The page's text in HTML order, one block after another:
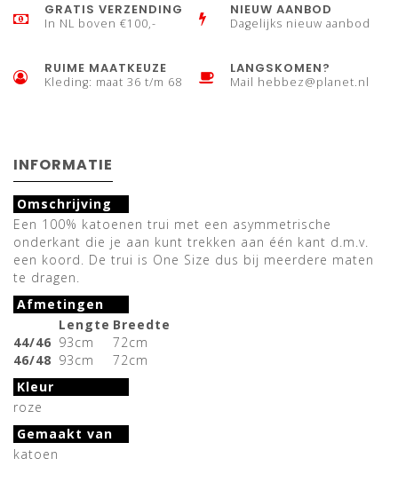
GRATIS VERZENDING
In NL boven €100,-
NIEUW AANBOD
Dagelijks nieuw aanbod
RUIME MAATKEUZE
Kleding: maat 36 t/m 68
LANGSKOMEN?
Mail hebbez@planet.nl
INFORMATIE
Omschrijving
Een 100% katoenen trui met een asymmetrische
onderkant die je aan kunt trekken aan één kant d.m.v.
een koord. De trui is One Size dus bij meerdere maten
te dragen.
Afmetingen
Lengte Breedte
44/46 93cm
72cm
46/48 93cm
72cm
Kleur
roze
Gemaakt van
katoen